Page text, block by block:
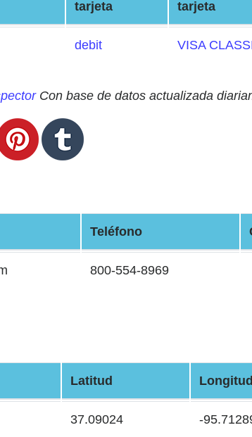
tarjeta
tarjeta
debit VISA
Con base de datos actualizada
Teléfono
800-554-8969
Latitud Longitud
37.09024 -